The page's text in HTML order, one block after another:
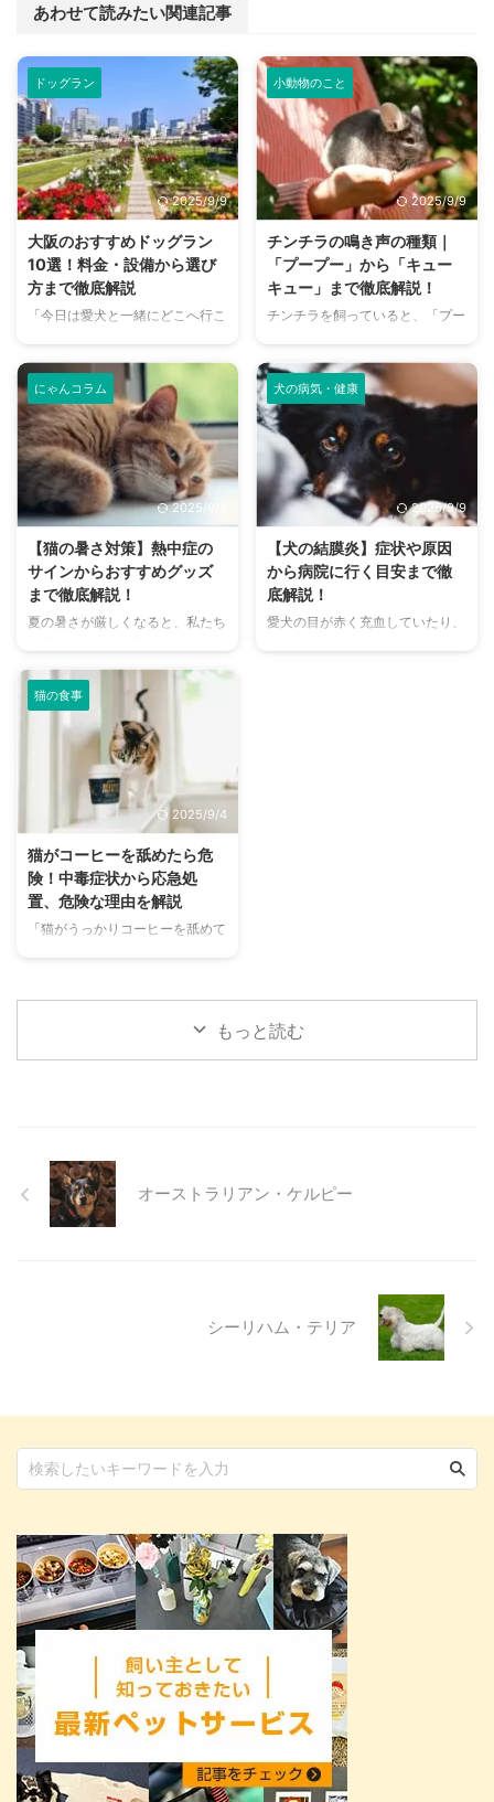
あわせて読みたい関連記事
ドッグラン
2025/9/9
大阪のおすすめドッグラン
10選！料金・設備から選び
方まで徹底解説
「今日は愛犬と一緒にどこへ行こ
か？大阪には、広大な敷地でのび
のびと遊べるドッグランから、都
心でアクセスしやすい便利な施設
まで、魅力的なドッグランがたく
さんあります。 しかし、「初め
てドッグランに行くから不安」
「どの施設が愛犬に合っているか
わからない」という方も多いので
は、大阪府内にある人気のドッグ
ランを厳選し、料金、広さ、利用
条件、設備など、気になる情報を
網羅的に解説します。 さらに、
や、初心者でも安心して利用する
ための ...
小動物のこと
2025/9/9
チンチラの鳴き声の種類｜
「プープー」から「キュー
キュー」まで徹底解説！
チンチラを飼っていると、「プー
まざまな鳴き声が聞こえてくるこ
とがありますよね。 チンチラは
犬や猫のように鳴き声で感情を表
現するため、その鳴き声の意味を
理解することは、愛チンチラとの
関係を深める上で非常に大切で
す。 この記事では、チンチラの
代表的な鳴き声の種類とその意味
鳴き声からわかるストレスや病気
のサイン、チンチラが鳴く理由を
理解して良好な関係を築くための
ヒントもご紹介します。 この記
にゃんコラム
2025/9/9
【猫の暑さ対策】熱中症の
サインからおすすめグッズ
まで徹底解説！
夏の暑さが厳しくなると、私たち
になりますよね。特に猫は汗腺が
少なく、人間のように汗をかいて
体温を調節することが苦手なた
め、熱中症になりやすい動物で
す。 この記事では、猫の熱中症
の初期サインから、エアコンを使
わずにできる効果的な暑さ対策、
快適に過ごせるひんやりグッズの
さらに、留守番中の注意点や、猫
が本当に喜ぶ暑さ対策について、
当メディアの編集部が実際に試し
た体験談もご紹介します。この記
る ...
犬の病気・健康
2025/9/9
【犬の結膜炎】症状や原因
から病院に行く目安まで徹
底解説！
愛犬の目が赤く充血していたり、
...
猫の食事
2025/9/4
猫がコーヒーを舐めたら危
険！中毒症状から応急処
置、危険な理由を解説
「猫がうっかりコーヒーを舐めて
み物であるコーヒーには、猫にと
って非常に危険な成分であるカフ
がコーヒーを誤飲してしまった際
に現れる症状や、すぐに取るべき
応急処置、そして日頃からできる
もっと読む
オーストラリアン・ケルピー
シーリハム・テリア